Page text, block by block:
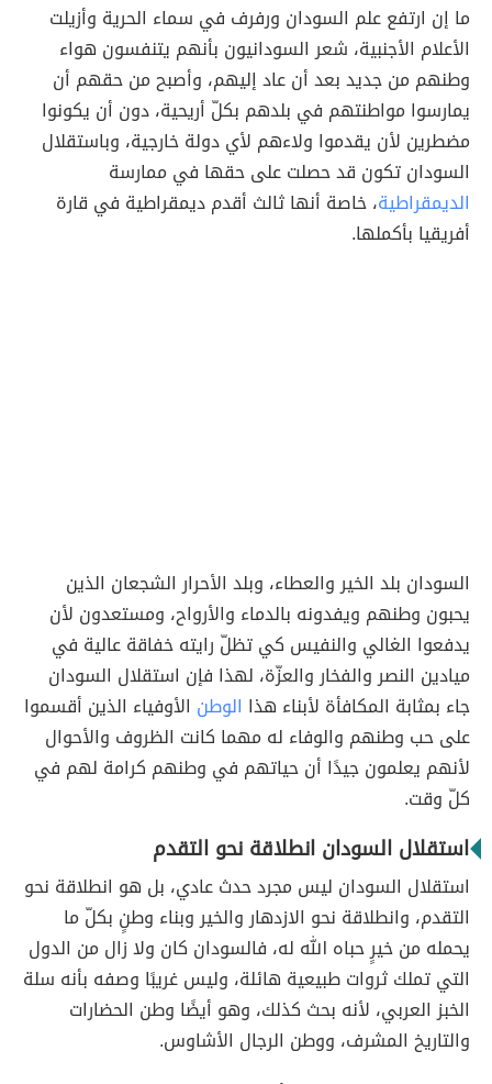
ما إن ارتفع علم السودان ورفرف في سماء الحرية وأزيلت
الأعلام الأجنبية، شعر السودانيون بأنهم يتنفسون هواء
وطنهم من جديد بعد أن عاد إليهم، وأصبح من حقهم أن
يمارسوا مواطنتهم في بلدهم بكلّ أريحية، دون أن يكونوا
مضطرين لأن يقدموا ولاءهم لأي دولة خارجية، وباستقلال
السودان تكون قد حصلت على حقها في ممارسة
الديمقراطية، خاصة أنها ثالث أقدم ديمقراطية في قارة
أفريقيا بأكملها.
السودان بلد الخير والعطاء، وبلد الأحرار الشجعان الذين
يحبون وطنهم ويفدونه بالدماء والأرواح، ومستعدون لأن
يدفعوا الغالي والنفيس كي تظلّ رايته خفاقة عالية في
ميادين النصر والفخار والعزّة، لهذا فإن استقلال السودان
جاء بمثابة المكافأة لأبناء هذا الوطن الأوفياء الذين أقسموا
على حب وطنهم والوفاء له مهما كانت الظروف والأحوال
لأنهم يعلمون جيدًا أن حياتهم في وطنهم كرامة لهم في
كلّ وقت.
استقلال السودان انطلاقة نحو التقدم
استقلال السودان ليس مجرد حدث عادي، بل هو انطلاقة نحو
التقدم، وانطلاقة نحو الازدهار والخير وبناء وطنٍ بكلّ ما
يحمله من خيرٍ حباه الله له، فالسودان كان ولا زال من الدول
التي تملك ثروات طبيعية هائلة، وليس غريبًا وصفه بأنه سلة
الخبز العربي، لأنه بحث كذلك، وهو أيضًا وطن الحضارات
والتاريخ المشرف، ووطن الرجال الأشاوس.